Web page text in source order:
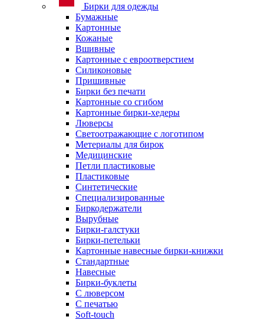
Бирки для одежды
Бумажные
Картонные
Кожаные
Вшивные
Картонные с евроотверстием
Силиконовые
Пришивные
Бирки без печати
Картонные со сгибом
Картонные бирки-хедеры
Люверсы
Светоотражающие с логотипом
Метериалы для бирок
Медицинские
Петли пластиковые
Пластиковые
Синтетические
Специализированные
Биркодержатели
Вырубные
Бирки-галстуки
Бирки-петельки
Картонные навесные бирки-книжки
Стандартные
Навесные
Бирки-буклеты
С люверсом
С печатью
Soft-touch